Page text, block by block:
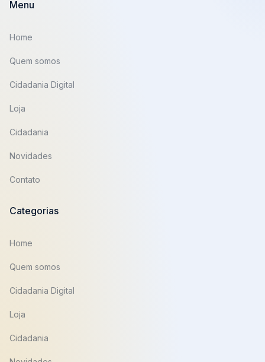
Menu
Home
Quem somos
Cidadania Digital
Loja
Cidadania
Novidades
Contato
Categorias
Home
Quem somos
Cidadania Digital
Loja
Cidadania